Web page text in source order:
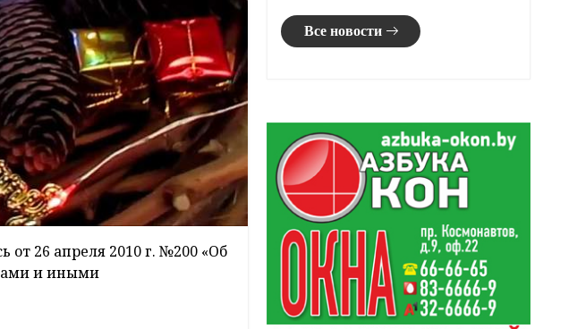
26 апреля 2010 г. №200 «Об
и иными
Все новости